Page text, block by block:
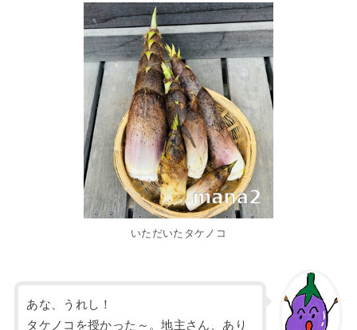
いただいたタケノコ
あな、うれし！
タケノコを授かった～。地主さん、あり